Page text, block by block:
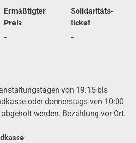
Ermäß­tig­ter
Preis
-
Soli­da­ri­täts­
ti­cket
-
von 19:15 bis
oder don­ners­tags von 10:00
wer­den. Bezah­lung vor Ort.